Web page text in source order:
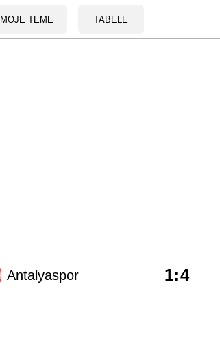
MOJE TEME TABELE
Antalyaspor 1:4